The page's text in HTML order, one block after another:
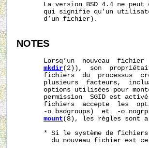
La version BSD 4.4 ne peut
qui signifie qu’un
       d’un fichier).
NOTES
Lorsq’un  nouveau
mkdir(2)),  son
fichiers  du  processus
plusieurs  facteurs,
options utilisées pour
permission  SGID est
fichiers  accepte  les
-o
bsdgroups )  et -o
mount (8), les règles sont
* Si le système de
du nouveau fichier est